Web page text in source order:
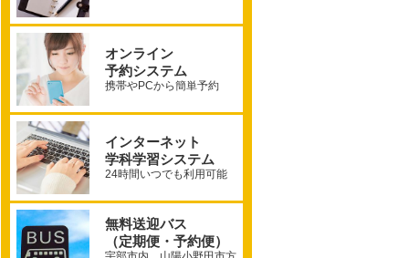
オンライン
予約システム
携帯やPCから簡単予約
インターネット
学科学習システム
24時間いつでも利用可能
無料送迎バス
（定期便・予約便）